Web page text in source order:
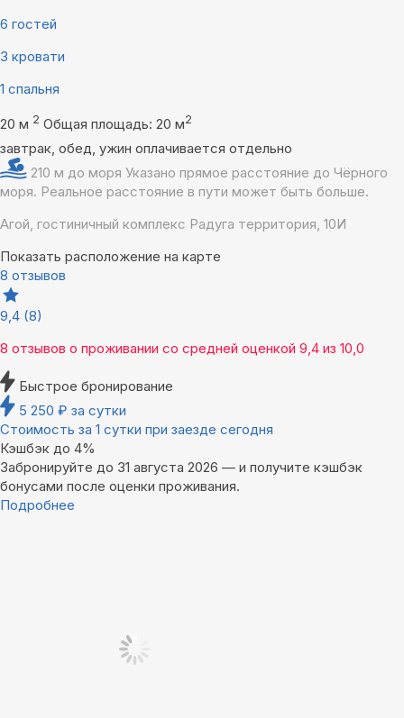
6 гостей
3 кровати
1 спальня
20 м 2 Общая площадь: 20 м2
завтрак, обед, ужин оплачивается отдельно
210 м до моря Указано прямое расстояние до Чёрного
моря. Реальное расстояние в пути может быть больше.
Агой, гостиничный комплекс Радуга территория, 10И
Показать расположение на карте
8 отзывов
9,4 (8)
8 отзывов о проживании со средней оценкой 9,4 из 10,0
Быстрое бронирование
5 250 ₽ за сутки
Стоимость за 1 сутки при заезде сегодня
Кэшбэк до 4%
Забронируйте до 31 августа 2026 — и получите кэшбэк
бонусами после оценки проживания.
Подробнее